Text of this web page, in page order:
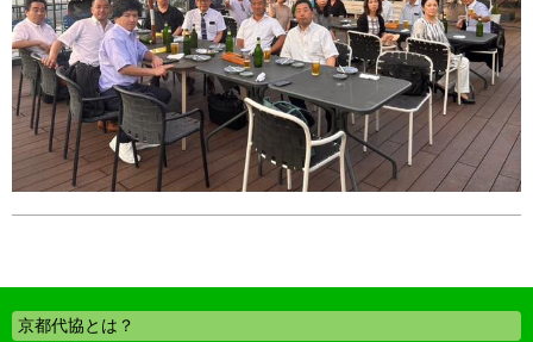
京都代協とは？